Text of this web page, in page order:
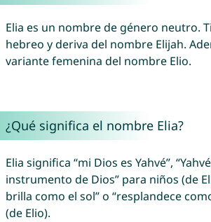
Elia es un nombre de género neutro.
hebreo y deriva del nombre Elijah.
variante femenina del nombre Elio.
¿Qué significa el nombre Elia?
Elia significa “mi Dios es Yahvé”,
instrumento de Dios” para niños (de
brilla como el sol” o “resplandece
(de Elio).